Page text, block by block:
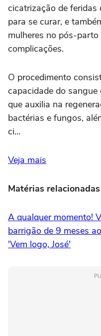
cicatrização de feridas
para se curar, e
mulheres no pós-
complicações.
O procedimento
capacidade do
que auxilia na
bactérias e fungos,
ci...
Veja mais
Matérias relacionadas
A qualquer momento!
barrigão de 9 meses
'Vem logo, José'